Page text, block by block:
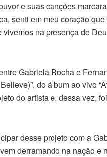
e suas canções
senti em meu coração
na presença de
Gabriela Rocha e
do álbum ao vivo
do artista e, dessa vez,
desse projeto com a
derramando na nação e